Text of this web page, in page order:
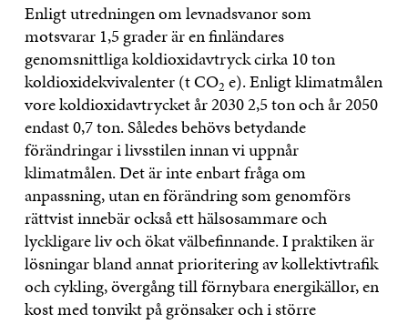
Enligt utredningen om levnadsvanor som
motsvarar 1,5 grader är en finländares
genomsnittliga koldioxidavtryck cirka 10 ton
koldioxidekvivalenter (t CO2 e). Enligt klimatmålen
vore koldioxidavtrycket år 2030 2,5 ton och år 2050
endast 0,7 ton. Således behövs betydande
förändringar i livsstilen innan vi uppnår
klimatmålen. Det är inte enbart fråga om
anpassning, utan en förändring som genomförs
rättvist innebär också ett hälsosammare och
lyckligare liv och ökat välbefinnande. I praktiken är
lösningar bland annat prioritering av kollektivtrafik
och cykling, övergång till förnybara energikällor, en
kost med tonvikt på grönsaker och i större